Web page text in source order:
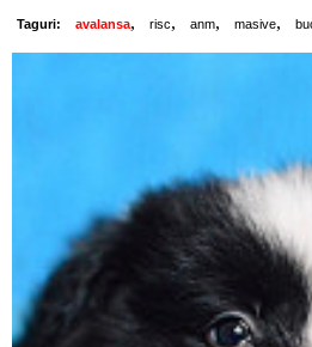
Taguri: avalansa, risc, anm, masive,